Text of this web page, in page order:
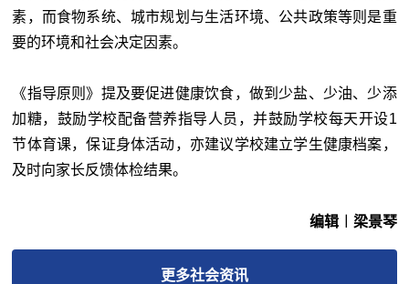
素，而食物系统、城市规划与生活环境、公共政策等则是重
要的环境和社会决定因素。
《指导原则》提及要促进健康饮食，做到少盐、少油、少添
加糖，鼓励学校配备营养指导人员，并鼓励学校每天开设1
节体育课，保证身体活动，亦建议学校建立学生健康档案，
及时向家长反馈体检结果。
编辑︱梁景琴
更多社会资讯